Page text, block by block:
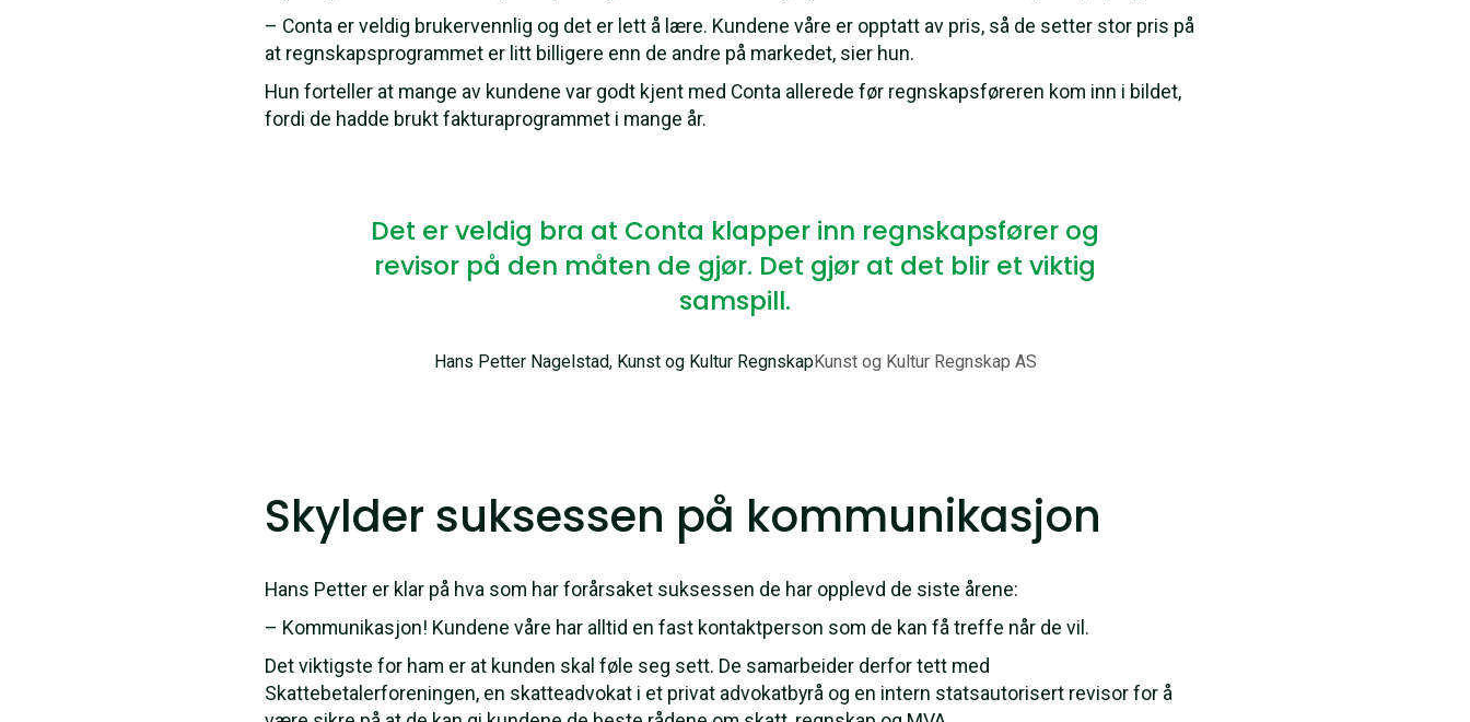
– Conta er veldig brukervennlig og det er lett å lære. Kundene våre er opptatt av pris, så de setter stor pris på
at regnskapsprogrammet er litt billigere enn de andre på markedet, sier hun.
Hun forteller at mange av kundene var godt kjent med Conta allerede før regnskapsføreren kom inn i bildet,
fordi de hadde brukt fakturaprogrammet i mange år.
Det er veldig bra at Conta klapper inn regnskapsfører og
revisor på den måten de gjør. Det gjør at det blir et viktig
samspill.
Hans Petter Nagelstad, Kunst og Kultur RegnskapKunst og Kultur Regnskap AS
Skylder suksessen på kommunikasjon
Hans Petter er klar på hva som har forårsaket suksessen de har opplevd de siste årene:
– Kommunikasjon! Kundene våre har alltid en fast kontaktperson som de kan få treffe når de vil.
Det viktigste for ham er at kunden skal føle seg sett. De samarbeider derfor tett med
Skattebetalerforeningen, en skatteadvokat i et privat advokatbyrå og en intern statsautorisert revisor for å